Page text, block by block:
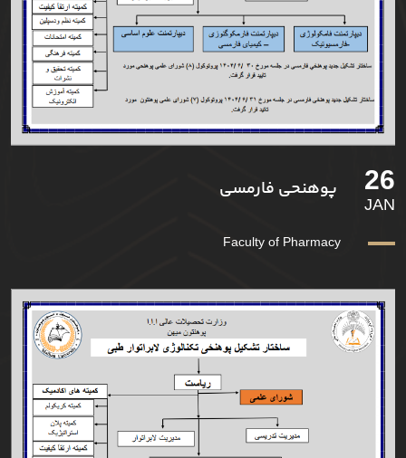
26
JAN
پوهنحی فارمسی
Faculty of Pharmacy